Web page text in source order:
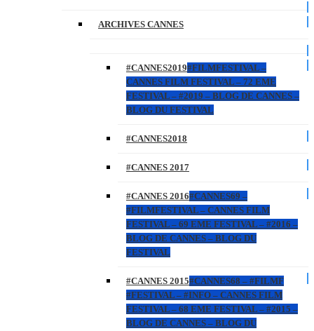
ARCHIVES CANNES
#CANNES2019#FILMFESTIVAL –
CANNES FILM FESTIVAL – 72 EME
FESTIVAL – #2019 – BLOG DE CANNES –
BLOG DU FESTIVAL
#CANNES2018
#CANNES 2017
#CANNES 2016#CANNES69 –
#FILMFESTIVAL – CANNES FILM
FESTIVAL – 69 EME FESTIVAL – #2016 –
BLOG DE CANNES – BLOG DU
FESTIVAL
#CANNES 2015#CANNES68 – #FILMF
#FESTIVAL – #INFO – CANNES FILM
FESTIVAL – 68 EME FESTIVAL – #2015 –
BLOG DE CANNES – BLOG DU